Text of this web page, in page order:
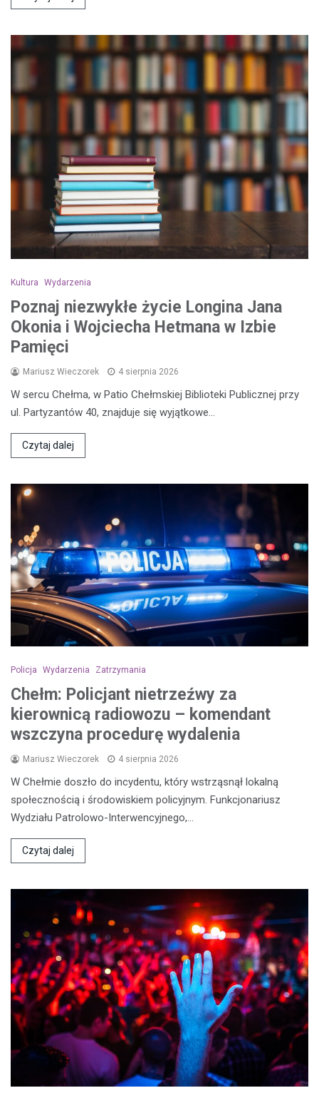
Kultura Wydarzenia
Poznaj niezwykłe życie Longina Jana
Okonia i Wojciecha Hetmana w Izbie
Pamięci
Mariusz Wieczorek 4 sierpnia 2026
W sercu Chełma, w Patio Chełmskiej Biblioteki Publicznej przy
ul. Partyzantów 40, znajduje się wyjątkowe…
Czytaj dalej
Policja Wydarzenia Zatrzymania
Chełm: Policjant nietrzeźwy za
kierownicą radiowozu – komendant
wszczyna procedurę wydalenia
Mariusz Wieczorek 4 sierpnia 2026
W Chełmie doszło do incydentu, który wstrząsnął lokalną
społecznością i środowiskiem policyjnym. Funkcjonariusz
Wydziału Patrolowo-Interwencyjnego,…
Czytaj dalej